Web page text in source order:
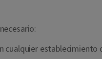
cualquier